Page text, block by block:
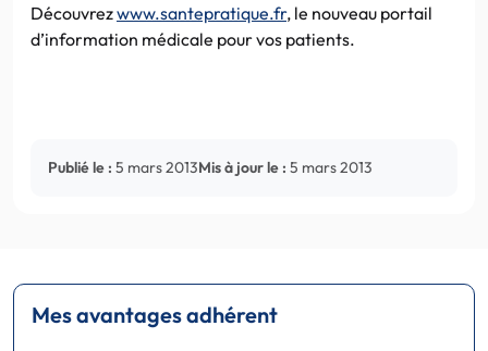
Découvrezwww.santepratique.fr, le nouveau portail
d’information médicale pour vos patients.
Publié le : 5 mars 2013Mis à jour le : 5 mars 2013
Mes avantages adhérent